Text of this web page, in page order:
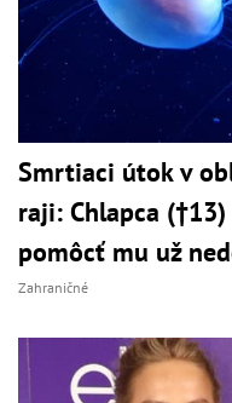
Smrtiaci útok v
raji: Chlapca
pomôcť mu už
Zahraničné